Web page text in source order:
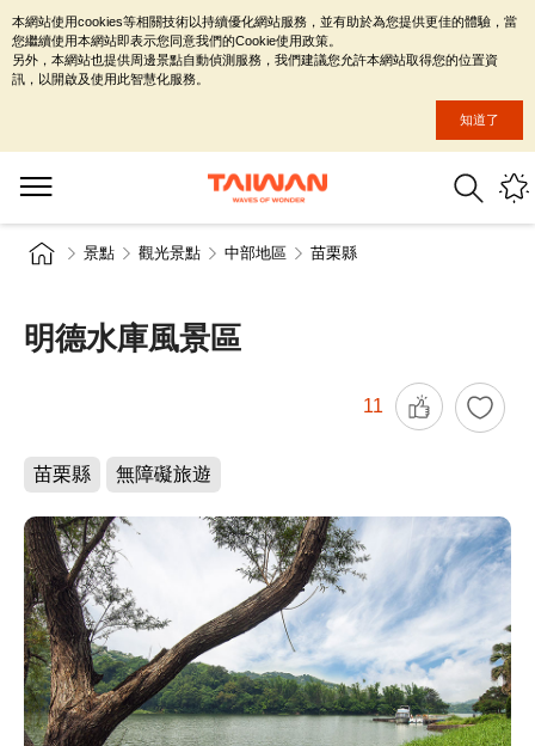
景點 觀光景點 中部地區 苗栗縣
明德水庫風景區
11
苗栗縣 無障礙旅遊
本網站使用cookies等相關技術以持續優化網站服務，並有助於為您提供更佳的體驗，當
您繼續使用本網站即表示您同意我們的Cookie使用政策。
另外，本網站也提供周邊景點自動偵測服務，我們建議您允許本網站取得您的位置資
訊，以開啟及使用此智慧化服務。
知道了